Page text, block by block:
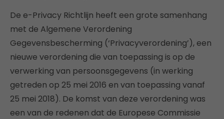
De e-Privacy Richtlijn heeft een grote samenhang
met de Algemene Verordening
Gegevensbescherming (‘Privacyverordening’), een
nieuwe verordening die van toepassing is op de
verwerking van persoonsgegevens (in werking
getreden op 25 mei 2016 en van toepassing vanaf
25 mei 2018). De komst van deze verordening was
een van de redenen dat de Europese Commissie